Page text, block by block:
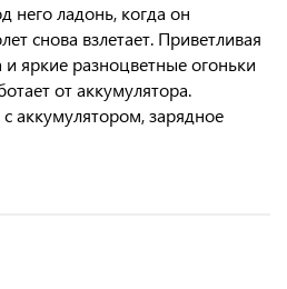
него ладонь, когда он
снова взлетает. Приветливая
яркие разноцветные огоньки
от аккумулятора.
аккумулятором, зарядное